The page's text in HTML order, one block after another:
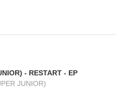
- RESTART - EP
JUNIOR)